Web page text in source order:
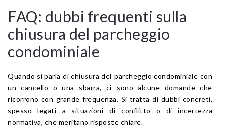
FAQ: dubbi frequenti sulla
chiusura del parcheggio
condominiale
Quando si parla di chiusura del parcheggio condominiale con
un cancello o una sbarra, ci sono alcune domande che
ricorrono con grande frequenza. Si tratta di dubbi concreti,
spesso legati a situazioni di conflitto o di incertezza
normativa, che meritano risposte chiare.